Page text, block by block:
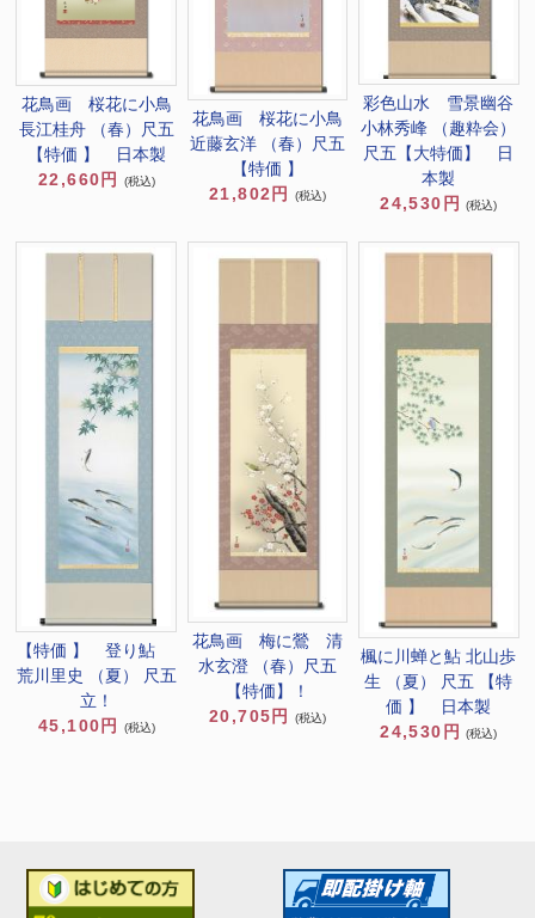
花鳥画 桜花に小鳥
長江桂舟 （春）尺五
【特価 】 日本製
22,660円
(税込)
花鳥画 桜花に小鳥
近藤玄洋 （春）尺五
【特価 】
21,802円
(税込)
彩色山水 雪景幽谷
小林秀峰 （趣粋会）
尺五【大特価】 日
本製
24,530円
(税込)
【特価 】 登り鮎
荒川里史 （夏） 尺五
立！
45,100円
(税込)
花鳥画 梅に鶯 清
水玄澄 （春）尺五
【特価】！
20,705円
(税込)
楓に川蝉と鮎 北山歩
生 （夏） 尺五 【特
価 】 日本製
24,530円
(税込)